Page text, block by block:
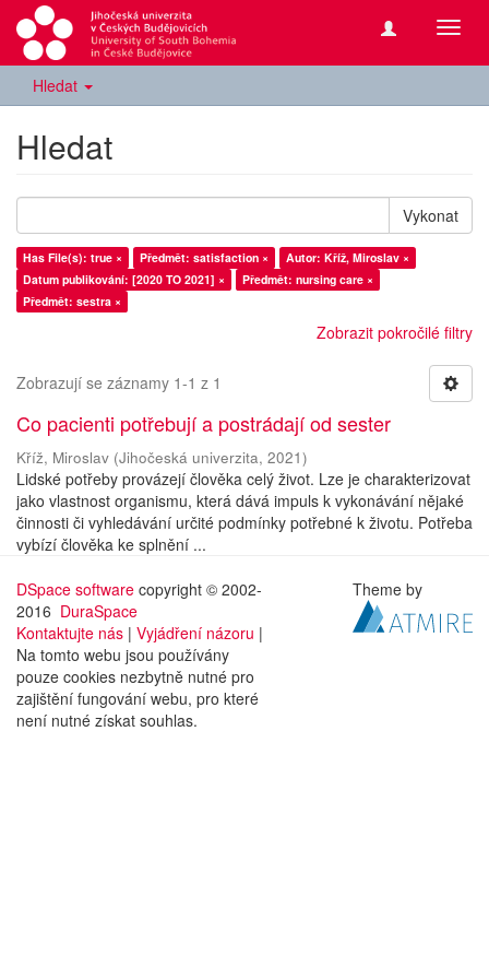
Hledat
Hledat
Vykonat
Has File(s): true × Předmět: satisfaction ×
Autor: Kříž, Miroslav ×
Datum publikování: [2020 TO 2021] ×
Předmět: nursing care ×
Předmět: sestra ×
Zobrazit pokročilé filtry
Zobrazují se záznamy 1-1 z 1
Co pacienti potřebují a postrádají od sester
Kříž, Miroslav (Jihočeská univerzita, 2021)
Lidské potřeby provázejí člověka celý život. Lze je charakterizovat
jako vlastnost organismu, která dává impuls k vykonávání nějaké
činnosti či vyhledávání určité podmínky potřebné k životu. Potřeba
vybízí člověka ke splnění ...
DSpace software copyright © 2002-
2016 DuraSpace
Kontaktujte nás | Vyjádření názoru |
Na tomto webu jsou používány
pouze cookies nezbytně nutné pro
zajištění fungování webu, pro které
není nutné získat souhlas.
Theme by